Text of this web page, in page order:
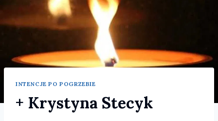
INTENCJE PO POGRZEBIE
+ Krystyna Stecyk